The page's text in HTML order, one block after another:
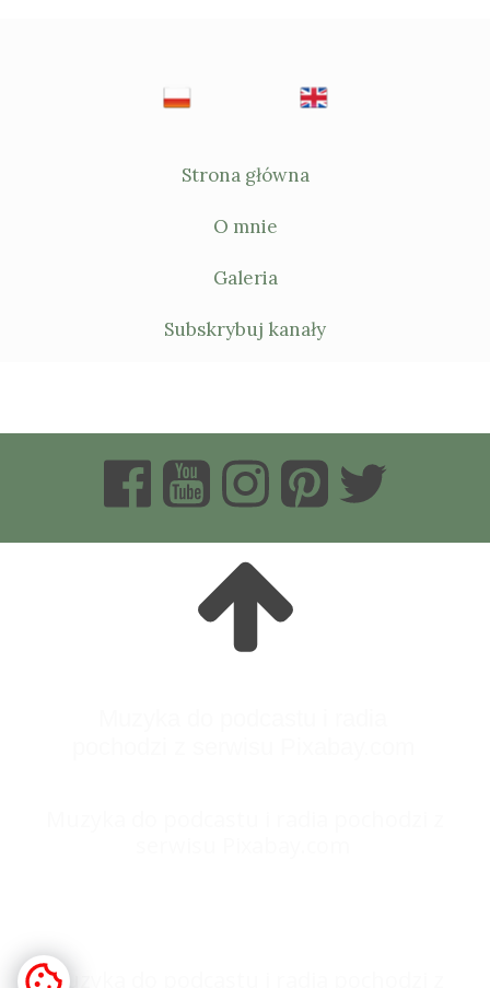
Strona główna
O mnie
Galeria
Subskrybuj kanały
Muzyka do podcastu i radia pochodzi z